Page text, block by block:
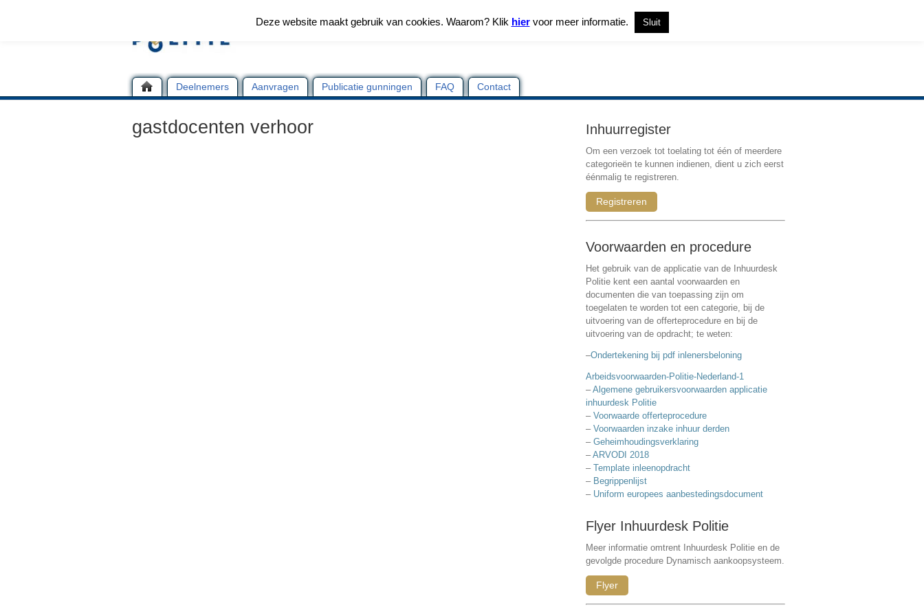
Deelnemers Aanvragen Publicatie gunningen FAQ Contact
gastdocenten verhoor Inhuurregister
Om een verzoek tot toelating tot één of meerdere
categorieën te kunnen indienen, dient u zich eerst
éénmalig te registreren.
Registreren
Voorwaarden en procedure
Het gebruik van de applicatie van de Inhuurdesk
Politie kent een aantal voorwaarden en
documenten die van toepassing zijn om
toegelaten te worden tot een categorie, bij de
uitvoering van de offerteprocedure en bij de
uitvoering van de opdracht; te weten:
–Ondertekening bij pdf inlenersbeloning
Arbeidsvoorwaarden-Politie-Nederland-1
–Algemene gebruikersvoorwaarden applicatie
inhuurdesk Politie
– Voorwaarde offerteprocedure
– Voorwaarden inzake inhuur derden
– Geheimhoudingsverklaring
–ARVODI 2018
– Template inleenopdracht
– Begrippenlijst
– Uniform europees aanbestedingsdocument
Flyer Inhuurdesk Politie
Meer informatie omtrent Inhuurdesk Politie en de
gevolgde procedure Dynamisch aankoopsysteem.
Flyer
Deze website maakt gebruik van cookies. Waarom? Klik hiervoor meer informatie. Sluit